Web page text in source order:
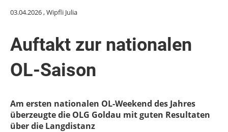
03.04.2026, Wipfli Julia
Auftakt zur nationalen
OL-Saison
Am ersten nationalen OL-Weekend des Jahres
überzeugte die OLG Goldau mit guten Resultaten
über die Langdistanz